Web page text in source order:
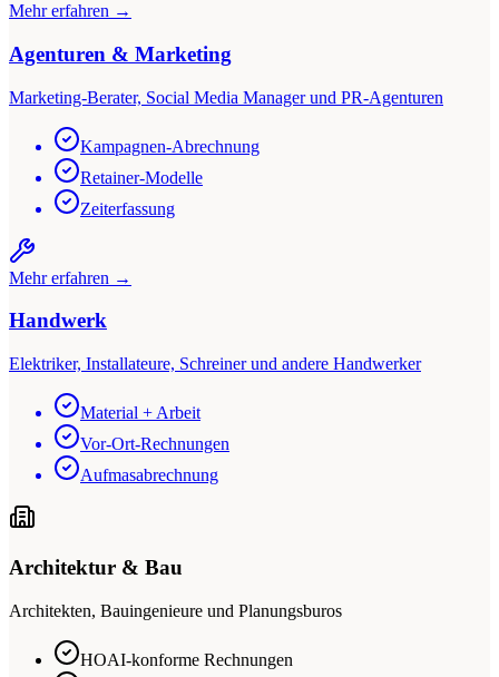
Mehr erfahren →
Agenturen & Marketing
Marketing-Berater, Social Media Manager und PR-Agenturen
Kampagnen-Abrechnung
Retainer-Modelle
Zeiterfassung
Mehr erfahren →
Handwerk
Elektriker, Installateure, Schreiner und andere Handwerker
Material + Arbeit
Vor-Ort-Rechnungen
Aufmasabrechnung
Architektur & Bau
Architekten, Bauingenieure und Planungsburos
HOAI-konforme Rechnungen